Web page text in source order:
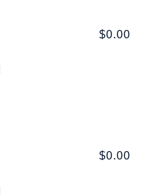
$0.00
$0.00